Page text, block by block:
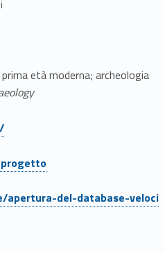
età moderna; archeologia
del-database-veloci